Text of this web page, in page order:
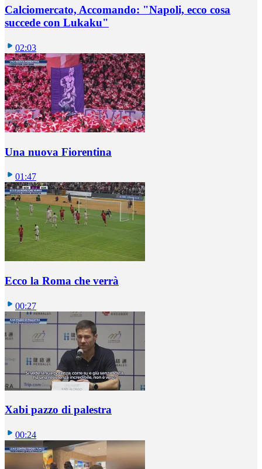
Calciomercato, Accomando: "Napoli, ecco cosa
succede con Lukaku"
02:03
Una nuova Fiorentina
01:47
Ecco la Roma che verrà
00:27
Xabi pazzo di palestra
00:24